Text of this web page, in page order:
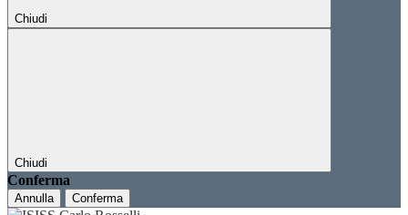
Chiudi
Chiudi
Conferma
Annulla Conferma